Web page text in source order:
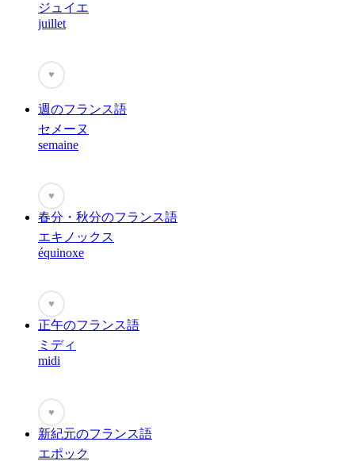
ジュイエ
juillet
♥
週のフランス語
セメーヌ
semaine
♥
春分・秋分のフランス語
エキノックス
équinoxe
♥
正午のフランス語
ミディ
midi
♥
新紀元のフランス語
エポック